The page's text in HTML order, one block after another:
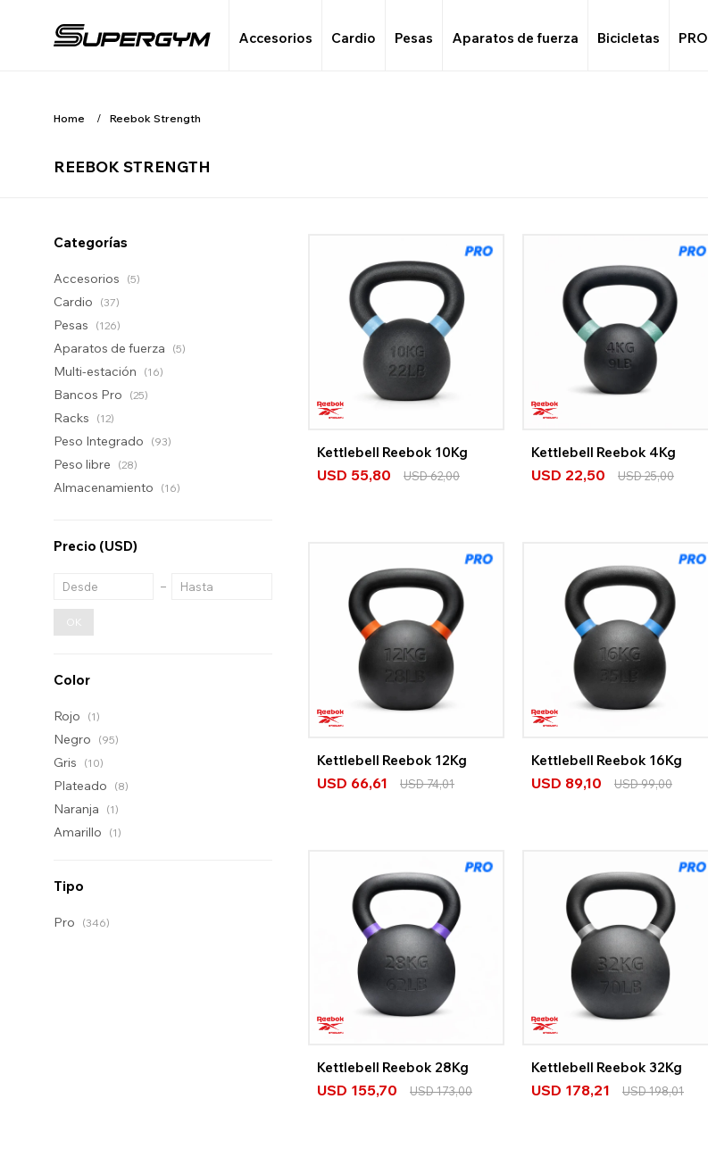
Accesorios Cardio Pesas Aparatos de fuerza Bicicletas PRO
Home Reebok Strength
REEBOK STRENGTH
Kettlebell Reebok 10Kg
USD 55,80 USD62,00
Kettlebell Reebok 4Kg
USD 22,50 USD25,00
Kettlebell Reebok 12Kg
USD 66,61 USD74,01
Kettlebell Reebok 16Kg
USD 89,10 USD99,00
Kettlebell Reebok 28Kg
USD 155,70 USD173,00
Kettlebell Reebok 32Kg
USD 178,21 USD198,01
Categorías
Accesorios (5)
Cardio (37)
Pesas (126)
Aparatos de fuerza (5)
Multi-estación (16)
Bancos Pro (25)
Racks (12)
Peso Integrado (93)
Peso libre (28)
Almacenamiento (16)
Precio (USD)
OK
Color
Rojo (1)
Negro (95)
Gris (10)
Plateado (8)
Naranja (1)
Amarillo (1)
Tipo
Pro (346)